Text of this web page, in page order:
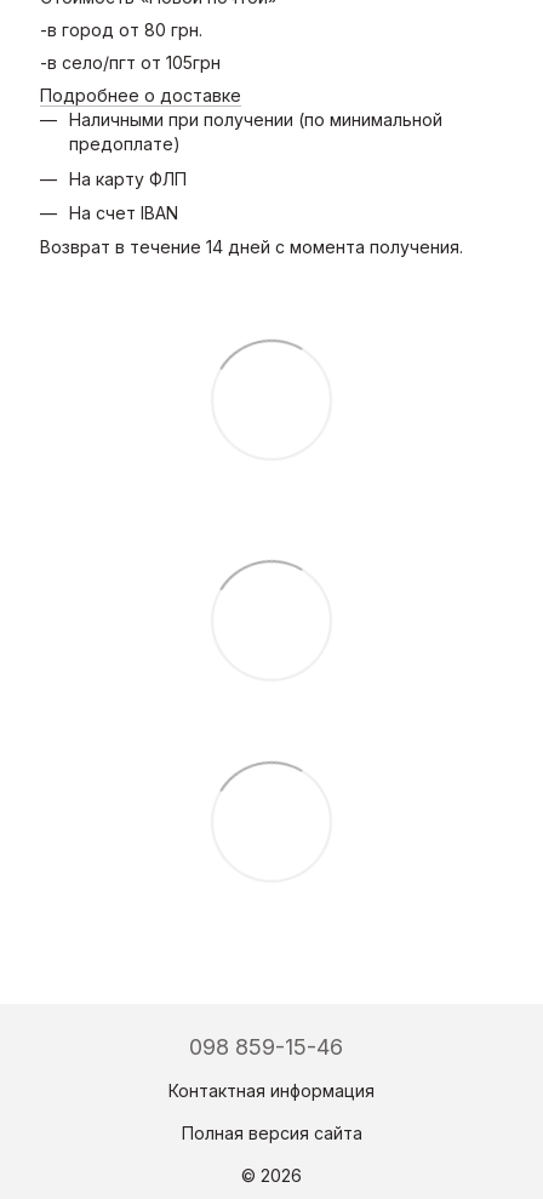
-в город от 80 грн.
-в село/пгт от 105грн
Подробнее о доставке
Наличными при получении (по минимальной
предоплате)
На карту ФЛП
На счет IBAN
Возврат в течение 14 дней с момента получения.
098 859-15-46
Контактная информация
Полная версия сайта
© 2026